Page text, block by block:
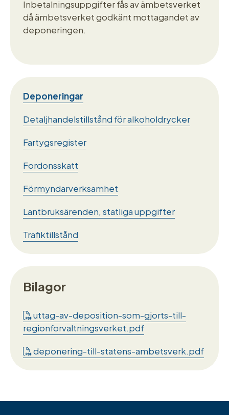
Inbetalningsuppgifter fås av ämbetsverket
då ämbetsverket godkänt mottagandet av
deponeringen.
Deponeringar
Detaljhandelstillstånd för alkoholdrycker
Fartygsregister
Fordonsskatt
Förmyndarverksamhet
Lantbruksärenden, statliga uppgifter
Trafiktillstånd
Bilagor
uttag-av-deposition-som-gjorts-till-
regionforvaltningsverket.pdf
deponering-till-statens-ambetsverk.pdf